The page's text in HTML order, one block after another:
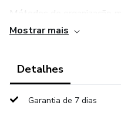
Métodos de organização
Bônus especial: 40
mente e fortalecer o
Mostrar mais
Detalhes
Garantia de 7 dias